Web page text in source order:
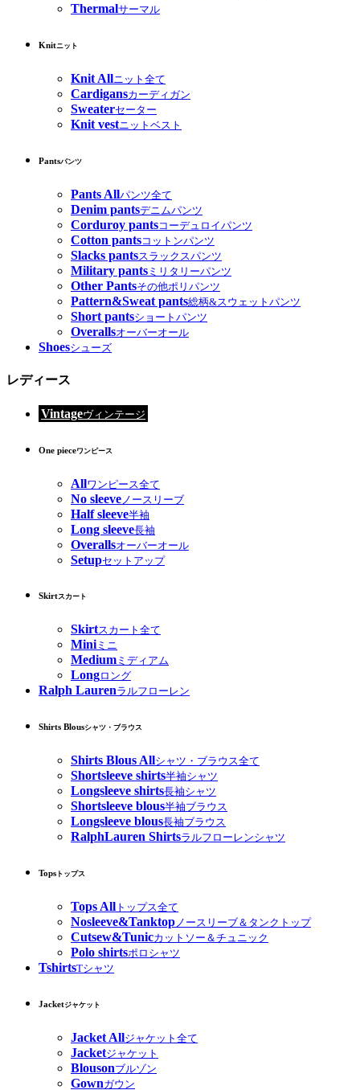
Thermalサーマル
Knitニット
Knit Allニット全て
Cardigansカーディガン
Sweaterセーター
Knit vestニットベスト
Pantsパンツ
Pants Allパンツ全て
Denim pantsデニムパンツ
Corduroy pantsコーデュロイパンツ
Cotton pantsコットンパンツ
Slacks pantsスラックスパンツ
Military pants ミリタリーパンツ
Other Pantsその他ポリパンツ
Pattern&Sweat pants総柄&スウェットパンツ
Short pantsショートパンツ
Overallsオーバーオール
Shoesシューズ
レディース
Vintageヴィンテージ
One pieceワンピース
Allワンピース全て
No sleeve ノースリーブ
Half sleeve半袖
Long sleeve長袖
Overallsオーバーオール
Setupセットアップ
Skirtスカート
Skirtスカート全て
Miniミニ
Medium ミディアム
Longロング
Ralph Laurenラルフローレン
Shirts Blousシャツ・ブラウス
Shirts Blous Allシャツ・ブラウス全て
Shortsleeve shirts半袖シャツ
Longsleeve shirts長袖シャツ
Shortsleeve blous半袖ブラウス
Longsleeve blous長袖ブラウス
RalphLauren Shirtsラルフローレンシャツ
Tops トップス
Tops All トップス全て
Nosleeve&Tanktopノースリーブ＆タンクトップ
Cutsew&Tunicカットソー＆チュニック
Polo shirtsポロシャツ
TshirtsTシャツ
Jacketジャケット
Jacket Allジャケット全て
Jacketジャケット
Blousonブルゾン
Gownガウン